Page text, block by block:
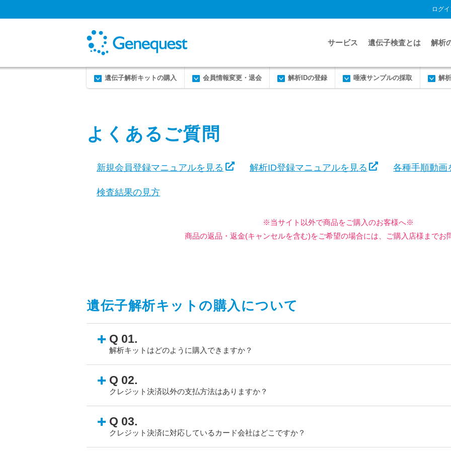
ログイ
サービス 遺伝子検査とは 解析
遺伝子解析キットの購入 会員情報変更・退会 解析IDの登録 唾液サンプルの採取 解析
よくあるご質問
新規会員登録マニュアルを見る 解析ID登録マニュアルを見る 各種手順動画
検査結果の見方
※当サイト以外で商品をご購入のお客様へ※
商品の返品・返金(キャンセルを含む)をご希望の場合には、ご購入店様までお
遺伝子解析キットの購入について
Q 01.
解析キットはどのように購入できますか？
Q 02.
クレジット決済以外の支払方法はありますか？
Q 03.
クレジット決済に対応しているカード会社はどこですか？